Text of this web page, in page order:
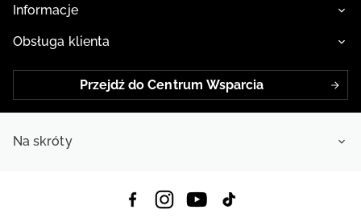
Informacje
Obsługa klienta
Przejdź do Centrum Wsparcia
Na skróty